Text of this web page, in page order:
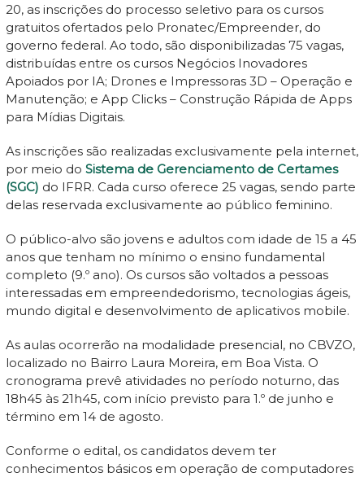
20, as inscrições do processo seletivo para os cursos
gratuitos ofertados pelo Pronatec/Empreender, do
governo federal. Ao todo, são disponibilizadas 75 vagas,
distribuídas entre os cursos Negócios Inovadores
Apoiados por IA; Drones e Impressoras 3D – Operação e
Manutenção; e App Clicks – Construção Rápida de Apps
para Mídias Digitais.
As inscrições são realizadas exclusivamente pela internet,
por meio do Sistema de Gerenciamento de Certames
(SGC) do IFRR. Cada curso oferece 25 vagas, sendo parte
delas reservada exclusivamente ao público feminino.
O público-alvo são jovens e adultos com idade de 15 a 45
anos que tenham no mínimo o ensino fundamental
completo (9.º ano). Os cursos são voltados a pessoas
interessadas em empreendedorismo, tecnologias ágeis,
mundo digital e desenvolvimento de aplicativos mobile.
As aulas ocorrerão na modalidade presencial, no CBVZO,
localizado no Bairro Laura Moreira, em Boa Vista. O
cronograma prevê atividades no período noturno, das
18h45 às 21h45, com início previsto para 1.º de junho e
término em 14 de agosto.
Conforme o edital, os candidatos devem ter
conhecimentos básicos em operação de computadores